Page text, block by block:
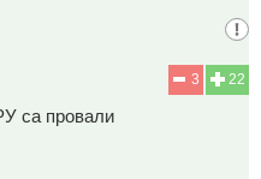
22
3
са провали